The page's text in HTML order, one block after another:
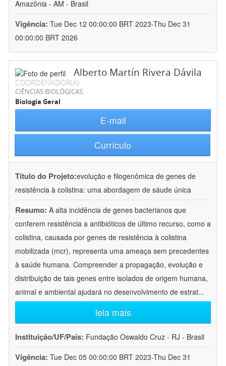
Amazônia - AM - Brasil
Vigência: Tue Dec 12 00:00:00 BRT 2023-Thu Dec 31
00:00:00 BRT 2026
Alberto Martín Rivera Dávila
COORDENADOR(A)
CIÊNCIAS BIOLÓGICAS
Biologia Geral
E-mail
Currículo
Título do Projeto:evolução e filogenômica de genes de
resistência à colistina: uma abordagem de sáude única
Resumo: A alta incidência de genes bacterianos que
conferem resistência a antibióticos de último recurso, como a
colistina, causada por genes de resistência à colistina
mobilizada (mcr), representa uma ameaça sem precedentes
à saúde humana. Compreender a propagação, evolução e
distribuição de tais genes entre isolados de origem humana,
animal e ambiental ajudará no desenvolvimento de estrat...
leia mais
Instituição/UF/País: Fundação Oswaldo Cruz - RJ - Brasil
Vigência: Tue Dec 05 00:00:00 BRT 2023-Thu Dec 31